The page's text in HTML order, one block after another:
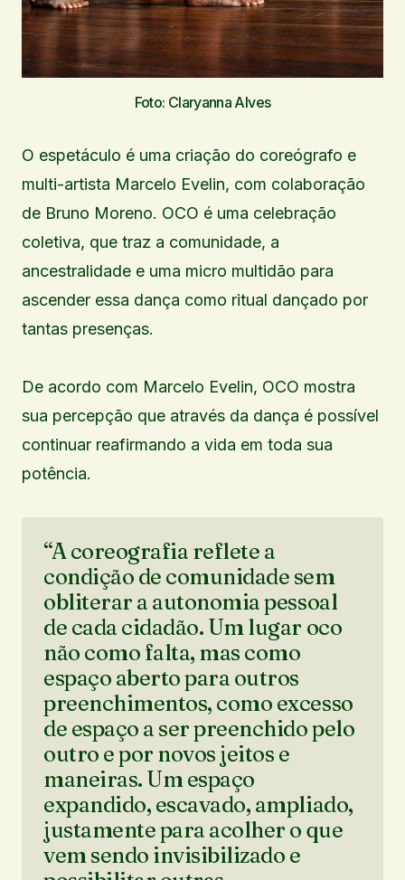
Foto: Claryanna Alves
O espetáculo é uma criação do coreógrafo e
multi-artista Marcelo Evelin, com colaboração
de Bruno Moreno. OCO é uma celebração
coletiva, que traz a comunidade, a
ancestralidade e uma micro multidão para
ascender essa dança como ritual dançado por
tantas presenças.
De acordo com Marcelo Evelin, OCO mostra
sua percepção que através da dança é possível
continuar reafirmando a vida em toda sua
potência.
“A coreografia reflete a
condição de comunidade sem
obliterar a autonomia pessoal
de cada cidadão. Um lugar oco
não como falta, mas como
espaço aberto para outros
preenchimentos, como excesso
de espaço a ser preenchido pelo
outro e por novos jeitos e
maneiras. Um espaço
expandido, escavado, ampliado,
justamente para acolher o que
vem sendo invisibilizado e